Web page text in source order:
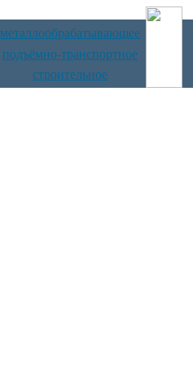
металлообрабатывающее
подъёмно-транспортное
строительное